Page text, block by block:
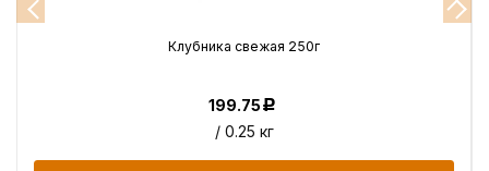
Клубника свежая 250г
199.75Р
/ 0.25 кг